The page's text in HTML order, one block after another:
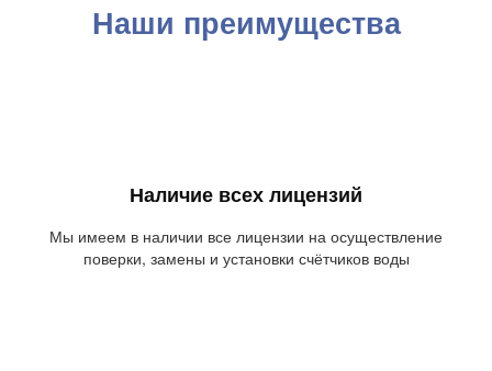
Наши преимущества
Наличие всех лицензий
Мы имеем в наличии все лицензии на осуществление
поверки, замены и установки счётчиков воды